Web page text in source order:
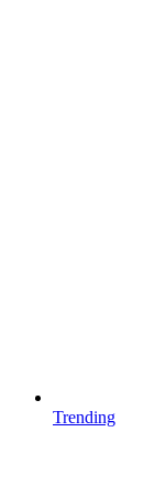
Trending